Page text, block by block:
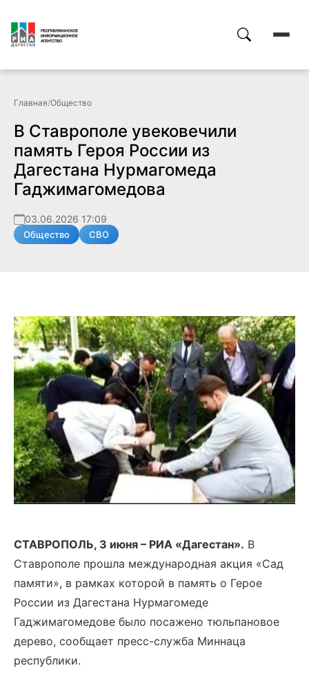
Главная/Общество
В Ставрополе увековечили
память Героя России из
Дагестана Нурмагомеда
Гаджимагомедова
03.06.2026 17:09
Общество СВО
СТАВРОПОЛЬ, 3 июня – РИА «Дагестан». В
Ставрополе прошла международная акция «Сад
памяти», в рамках которой в память о Герое
России из Дагестана Нурмагомеде
Гаджимагомедове было посажено тюльпановое
дерево, сообщает пресс-служба Миннаца
республики.